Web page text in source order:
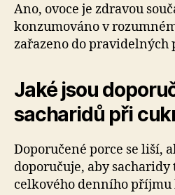
Ano, ovoce je zdravou
konzumováno v
zařazeno do pravidelných
Jaké jsou
sacharidů při
Doporučené porce se liší,
doporučuje, aby sacharidy
celkového denního